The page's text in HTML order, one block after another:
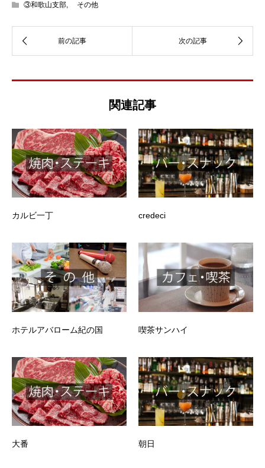
③和歌山支部, その他
関連記事
カルビ一丁 credeci
ホテルアバローム紀の国 喫茶サンハイ
大番 朝日